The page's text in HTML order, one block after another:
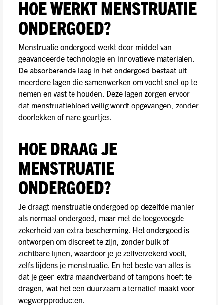
HOE WERKT MENSTRUATIE
ONDERGOED?
Menstruatie ondergoed werkt door middel van
geavanceerde technologie en innovatieve materialen.
De absorberende laag in het ondergoed bestaat uit
meerdere lagen die samenwerken om vocht snel op te
nemen en vast te houden. Deze lagen zorgen ervoor
dat menstruatiebloed veilig wordt opgevangen, zonder
doorlekken of nare geurtjes.
HOE DRAAG JE
MENSTRUATIE
ONDERGOED?
Je draagt menstruatie ondergoed op dezelfde manier
als normaal ondergoed, maar met de toegevoegde
zekerheid van extra bescherming. Het ondergoed is
ontworpen om discreet te zijn, zonder bulk of
zichtbare lijnen, waardoor je je zelfverzekerd voelt,
zelfs tijdens je menstruatie. En het beste van alles is
dat je geen extra maandverband of tampons hoeft te
dragen, wat het een duurzaam alternatief maakt voor
wegwerpproducten.